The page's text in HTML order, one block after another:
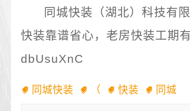
同城快装（湖北）科技有
快装靠谱省心，老房快装工期
dbUsuXnC
同城快装 （ 快装 同城